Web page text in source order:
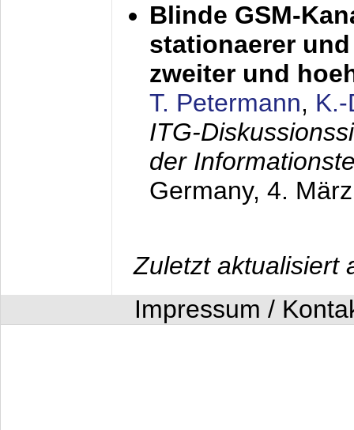
Blinde GSM-
stationaerer
zweiter und
T. Petermann,
ITG-
der
Germany, 4.
Zuletzt aktualisiert
Impressum /